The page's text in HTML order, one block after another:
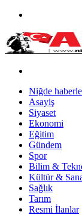
Niğde
Asayiş
Siyaset
Ekonomi
Eğitim
Gündem
Spor
Bilim &
Kültür &
Sağlık
Tarım
Resmi İlanlar